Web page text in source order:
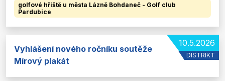
golfové hřiště u města Lázně Bohdaneč - Golf club
Pardubice
10.5.2026
DISTRIKT
Vyhlášení nového ročníku soutěže
Mírový plakát